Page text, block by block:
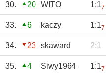
30. 20 WITO 1:17
33. 6 kaczy 1:17
34. 23 skaward 2:1
35. 4 Siwy1964 1:17